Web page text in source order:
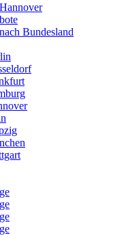
Bundesland